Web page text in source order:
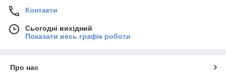
Контакти
Сьогодні вихідний
Показати весь графік роботи
Про нас